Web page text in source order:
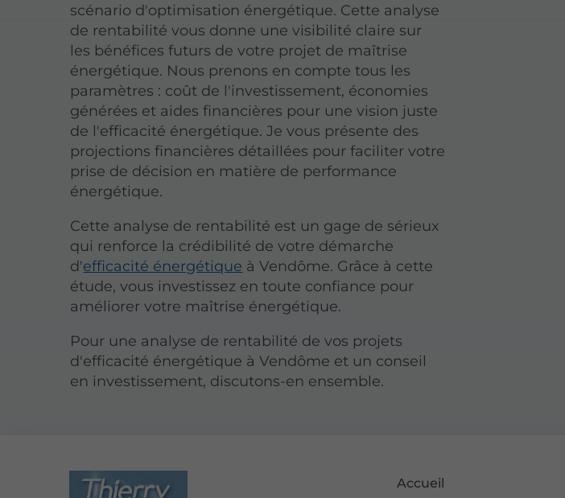
scénario d'optimisation énergétique. Cette analyse
de rentabilité vous donne une visibilité claire sur
les bénéfices futurs de votre projet de maîtrise
énergétique. Nous prenons en compte tous les
paramètres : coût de l'investissement, économies
générées et aides financières pour une vision juste
de l'efficacité énergétique. Je vous présente des
projections financières détaillées pour faciliter votre
prise de décision en matière de performance
énergétique.
Cette analyse de rentabilité est un gage de sérieux
qui renforce la crédibilité de votre démarche
d'efficacité énergétique à Vendôme. Grâce à cette
étude, vous investissez en toute confiance pour
améliorer votre maîtrise énergétique.
Pour une analyse de rentabilité de vos projets
d'efficacité énergétique à Vendôme et un conseil
en investissement, discutons-en ensemble.
Accueil